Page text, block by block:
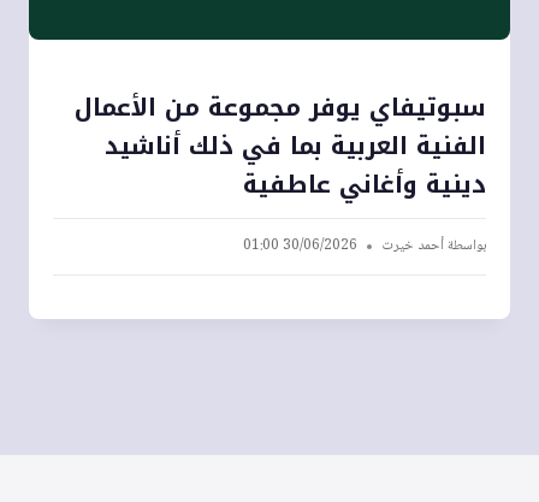
سبوتيفاي يوفر مجموعة من الأعمال
الفنية العربية بما في ذلك أناشيد
دينية وأغاني عاطفية
بواسطةأحمد خيرت 30/06/2026 01:00